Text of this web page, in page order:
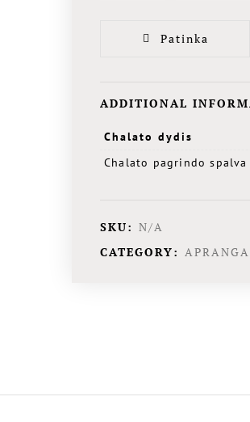
Patinka
ADDITIONAL
Chalato dydis
Chalato pagrindo spalva
SKU: N/A
CATEGORY: APRANGA